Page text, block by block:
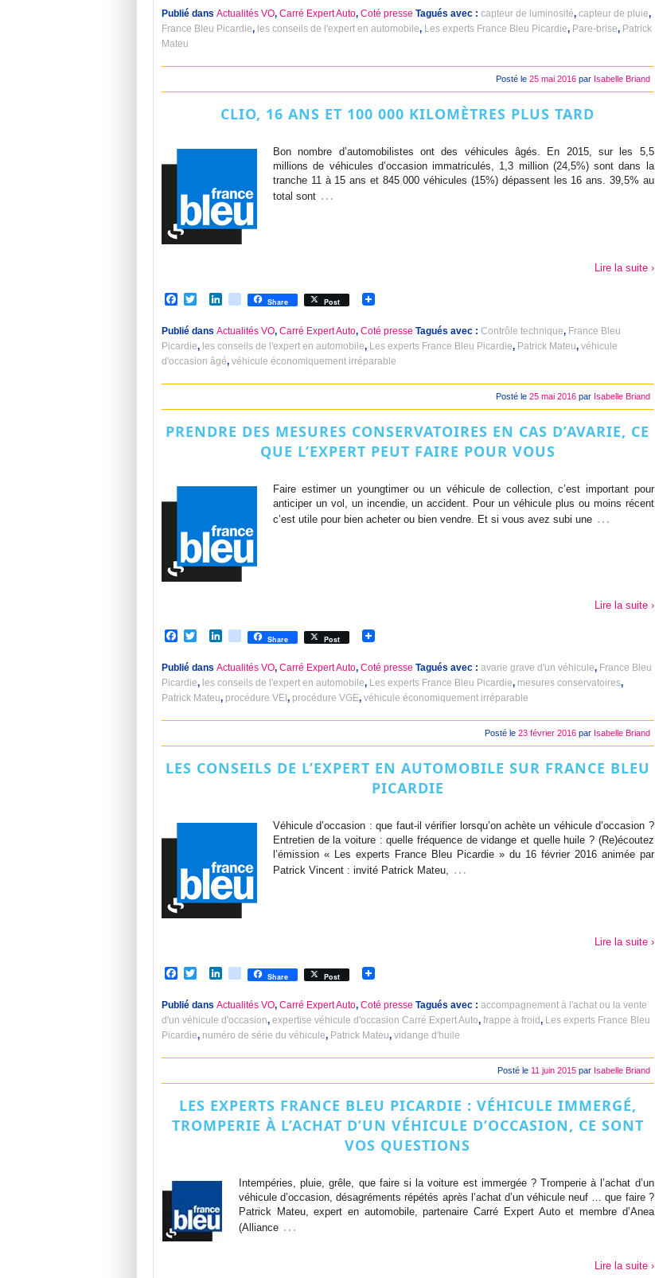
Publié dans Actualités VO, Carré Expert Auto, Coté presse Tagués avec : capteur de luminosité, capteur de pluie,
France Bleu Picardie, les conseils de l'expert en automobile, Les experts France Bleu Picardie, Pare-brise, Patrick
Mateu
Posté le 25 mai 2016par Isabelle Briand
CLIO, 16 ANS ET 100 000 KILOMÈTRES PLUS TARD
Bon nombre d’automobilistes ont des véhicules âgés. En 2015, sur les 5,5
millions de véhicules d’occasion immatriculés, 1,3 million (24,5%) sont dans la
tranche 11 à 15 ans et 845 000 véhicules (15%) dépassent les 16 ans. 39,5% au
total sont …
Lire la suite ›
Facebook
TwitterLinkedIn
viadeoShare Post
Publié dans Actualités VO, Carré Expert Auto, Coté presse Tagués avec : Contrôle technique, France Bleu
Picardie, les conseils de l'expert en automobile, Les experts France Bleu Picardie, Patrick Mateu, véhicule
d'occasion âgé, véhicule économiquement irréparable
Posté le 25 mai 2016par Isabelle Briand
PRENDRE DES MESURES CONSERVATOIRES EN CAS D’AVARIE, CE
QUE L’EXPERT PEUT FAIRE POUR VOUS
Faire estimer un youngtimer ou un véhicule de collection, c’est important pour
anticiper un vol, un incendie, un accident. Pour un véhicule plus ou moins récent
c’est utile pour bien acheter ou bien vendre. Et si vous avez subi une …
Lire la suite ›
Facebook
TwitterLinkedIn
viadeoShare Post
Publié dans Actualités VO, Carré Expert Auto, Coté presse Tagués avec : avarie grave d'un véhicule, France Bleu
Picardie, les conseils de l'expert en automobile, Les experts France Bleu Picardie, mesures conservatoires,
Patrick Mateu, procédure VEI , procédure VGE, véhicule économiquement irréparable
Posté le 23 février 2016par Isabelle Briand
LES CONSEILS DE L’EXPERT EN AUTOMOBILE SUR FRANCE BLEU
PICARDIE
Véhicule d’occasion : que faut-il vérifier lorsqu’on achète un véhicule d’occasion ?
Entretien de la voiture : quelle fréquence de vidange et quelle huile ? (Re)écoutez
l’émission « Les experts France Bleu Picardie » du 16 février 2016 animée par
Patrick Vincent : invité Patrick Mateu, …
Lire la suite ›
Facebook
TwitterLinkedIn
viadeoShare Post
Publié dans Actualités VO, Carré Expert Auto, Coté presse Tagués avec : accompagnement à l'achat ou la vente
d'un véhicule d'occasion, expertise véhicule d'occasion Carré Expert Auto, frappe à froid, Les experts France Bleu
Picardie, numéro de série du véhicule, Patrick Mateu, vidange d'huile
Posté le 11 juin 2015par Isabelle Briand
LES EXPERTS FRANCE BLEU PICARDIE : VÉHICULE IMMERGÉ,
TROMPERIE À L’ACHAT D’UN VÉHICULE D’OCCASION, CE SONT
VOS QUESTIONS
Intempéries, pluie, grêle, que faire si la voiture est immergée ? Tromperie à l’achat d’un
véhicule d’occasion, désagréments répétés après l’achat d’un véhicule neuf … que faire ?
Patrick Mateu, expert en automobile, partenaire Carré Expert Auto et membre d’Anea
(Alliance …
Lire la suite ›